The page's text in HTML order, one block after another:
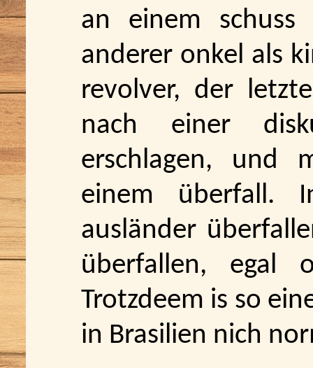
an einem
anderer onkel als
revolver, der
nach einer
erschlagen, und
einem überfall.
ausländer
überfallen, egal
Trotzdeem is so
in Brasilien nich